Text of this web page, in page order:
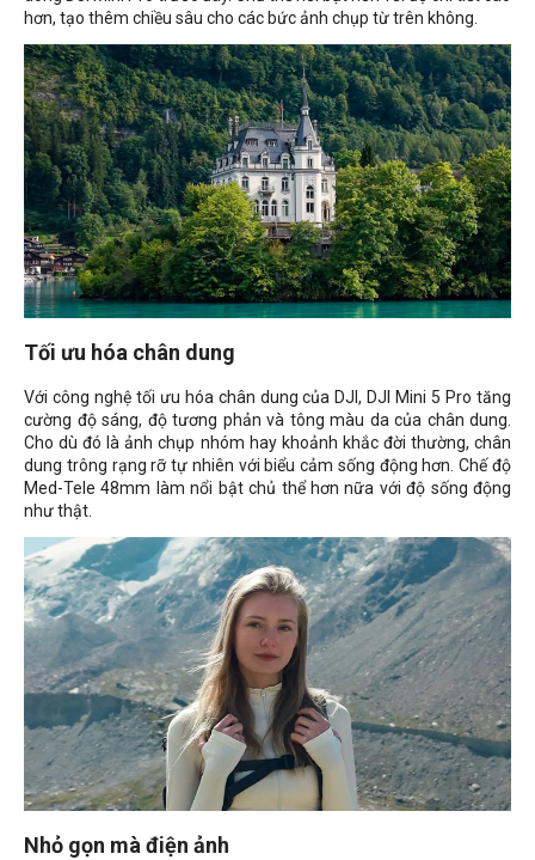
hơn, tạo thêm chiều sâu cho các bức ảnh chụp từ trên không.
Tối ưu hóa chân dung
Với công nghệ tối ưu hóa chân dung của DJI, DJI Mini 5 Pro tăng
cường độ sáng, độ tương phản và tông màu da của chân dung.
Cho dù đó là ảnh chụp nhóm hay khoảnh khắc đời thường, chân
dung trông rạng rỡ tự nhiên với biểu cảm sống động hơn. Chế độ
Med-Tele 48mm làm nổi bật chủ thể hơn nữa với độ sống động
như thật.
Nhỏ gọn mà điện ảnh